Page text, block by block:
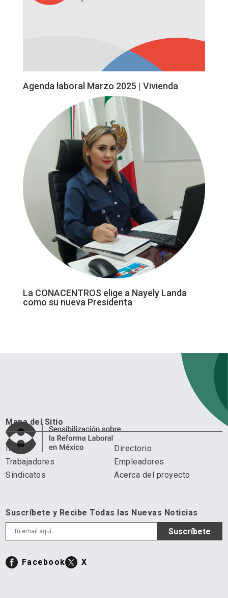
Agenda laboral Marzo 2025 | Vivienda
La CONACENTROS elige a Nayely Landa
como su nueva Presidenta
Mapa del Sitio
Inicio
Directorio
Trabajadores
Empleadores
Sindicatos
Acerca del proyecto
Suscríbete y Recibe Todas las Nuevas Noticias
Facebook X